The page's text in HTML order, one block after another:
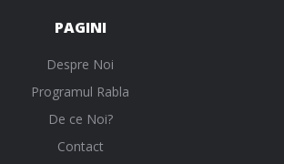
PAGINI
Despre Noi
Programul Rabla
De ce Noi?
Contact